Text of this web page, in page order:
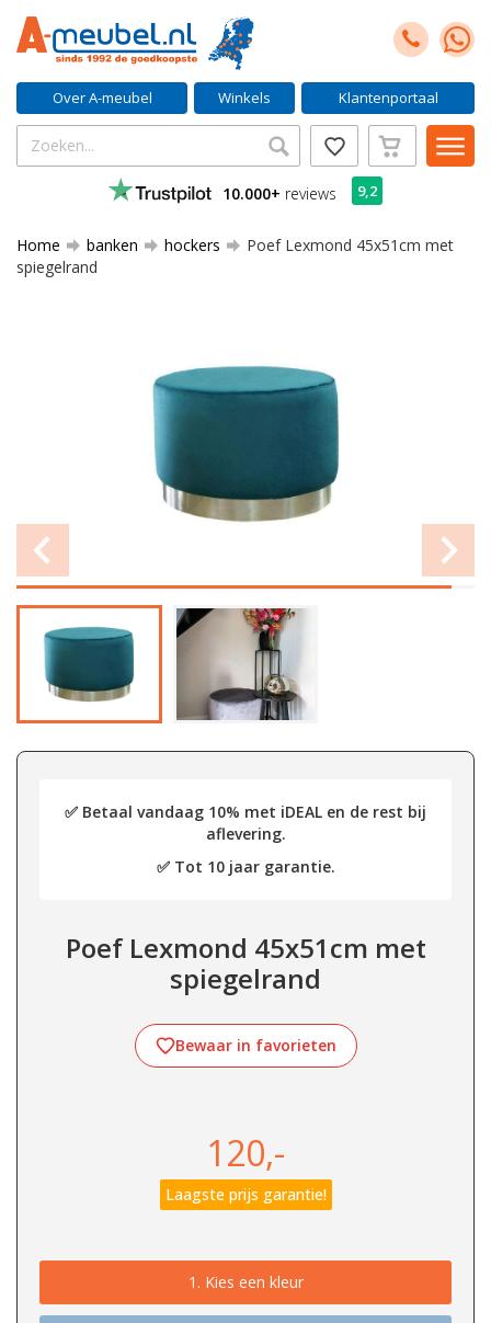
Over A-meubel Winkels Klantenportaal
10.000+ reviews 9,2
Home banken hockers
Poef Lexmond 45x51cm met
spiegelrand
✅ Betaal vandaag 10% met iDEAL en de rest bij
aflevering.
✅ Tot 10 jaar garantie.
Poef Lexmond 45x51cm met
spiegelrand
Bewaar in favorieten
120,-
Laagste prijs garantie!
1. Kies een kleur